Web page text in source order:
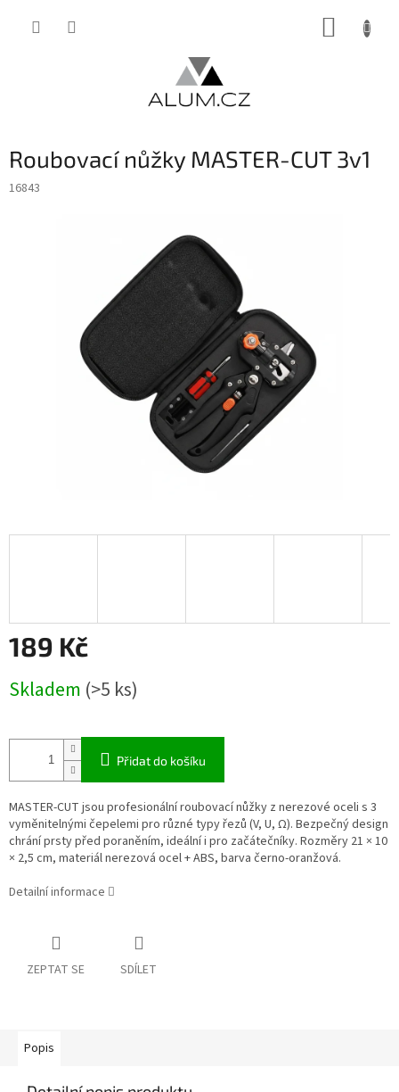
Roubovací nůžky MASTER-CUT 3v1
16843
189 Kč
cena:
Skladem (>5 ks)
Přidat do košíku
MASTER-CUT jsou profesionální roubovací nůžky z nerezové oceli s 3
vyměnitelnými čepelemi pro různé typy řezů (V, U, Ω). Bezpečný design
chrání prsty před poraněním, ideální i pro začátečníky. Rozměry 21 × 10
× 2,5 cm, materiál nerezová ocel + ABS, barva černo-oranžová.
Detailní informace
ZEPTAT SE SDÍLET
Popis